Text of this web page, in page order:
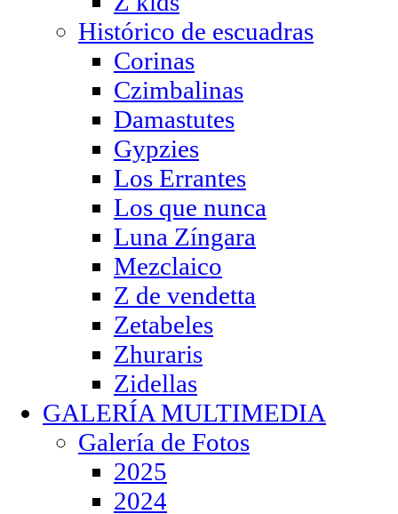
Histórico de escuadras
Corinas
Czimbalinas
Damastutes
Gypzies
Los Errantes
Los que nunca
Luna Zíngara
Mezclaico
Z de vendetta
Zetabeles
Zhuraris
Zidellas
GALERÍA MULTIMEDIA
Galería de Fotos
2025
2024